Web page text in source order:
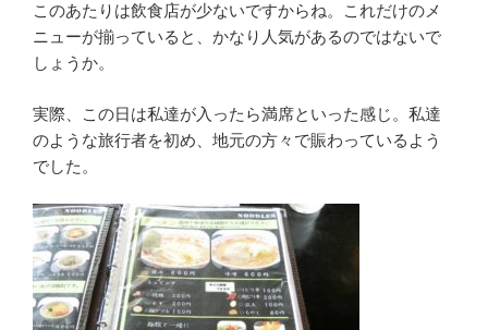
このあたりは飲食店が少ないですからね。これだけのメ
ニューが揃っていると、かなり人気があるのではないで
しょうか。
実際、この日は私達が入ったら満席といった感じ。私達
のような旅行者を初め、地元の方々で賑わっているよう
でした。